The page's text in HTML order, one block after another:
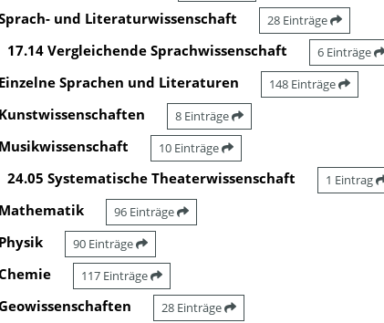
und Literaturwissenschaft 28 Einträge
17.14 Vergleichende Sprachwissenschaft 6 Einträge
Sprachen und Literaturen 148 Einträge
8 Einträge
10 Einträge
24.05 Systematische Theaterwissenschaft 1 Eintrag
96 Einträge
90 Einträge
117 Einträge
28 Einträge